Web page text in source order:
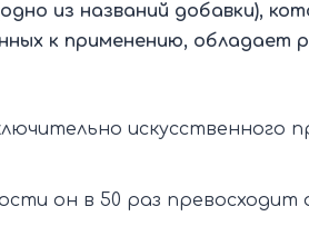
из названий добавки),
к применению, обладает
искусственного
он в 50 раз превосходит